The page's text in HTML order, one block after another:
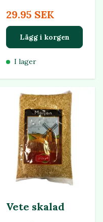
29.95 SEK
Lägg i korgen
I lager
Vete skalad